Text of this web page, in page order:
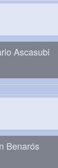
Ascasubi
Benarós